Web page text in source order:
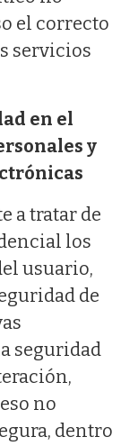
el correcto
servicios
en el
y
a tratar de
los
usuario,
de
seguridad
no
dentro